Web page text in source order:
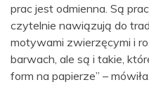
prac jest odmienna. Są
czytelnie nawiązują do
motywami zwierzęcymi i
barwach, ale są i takie,
form na papierze” – mówiła.